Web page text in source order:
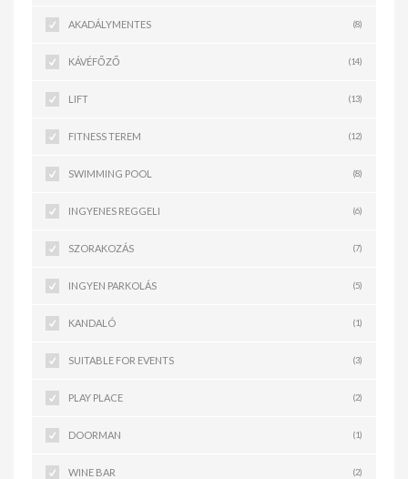
AKADÁLYMENTES (8)
KÁVÉFŐZŐ (14)
LIFT (13)
FITNESS TEREM (12)
SWIMMING POOL (8)
INGYENES REGGELI (6)
SZORAKOZÁS (7)
INGYEN PARKOLÁS (5)
KANDALÓ (1)
SUITABLE FOR EVENTS (3)
PLAY PLACE (2)
DOORMAN (1)
WINE BAR (2)